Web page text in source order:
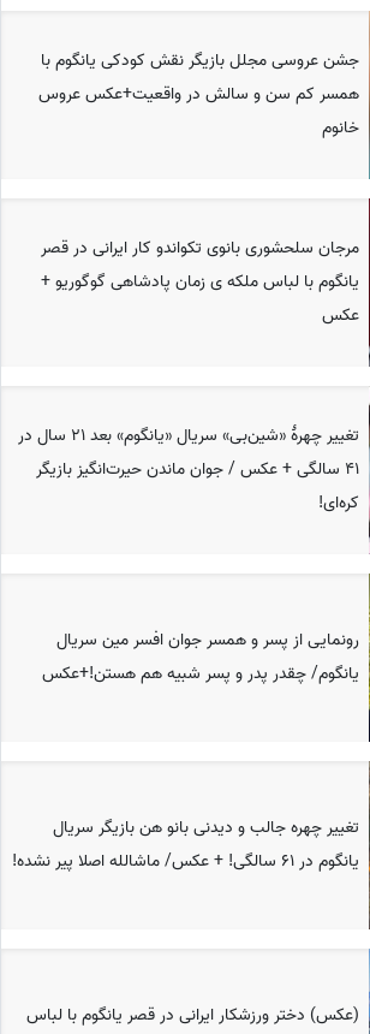
جشن عروسی مجلل بازیگر نقش کودکی یانگوم با
همسر کم سن و سالش در واقعیت+عکس عروس
خانوم
مرجان سلحشوری بانوی تکواندو کار ایرانی در قصر
یانگوم با لباس ملکه ی زمان پادشاهی گوگوریو +
عکس
تغییر چهرۀ «شین‌بی» سریال «یانگوم» بعد 21 سال در
41 سالگی + عکس / جوان ماندن حیرت‌انگیز بازیگر
کره‌ای!
رونمایی از پسر و همسر جوان افسر مین سریال
یانگوم/ چقدر پدر و پسر شبیه هم هستن!+عکس
تغییر چهره جالب و دیدنی بانو هن بازیگر سریال
یانگوم در 61 سالگی! + عکس/ ماشالله اصلا پیر نشده!
(عکس) دختر ورزشکار ایرانی در قصر یانگوم با لباس